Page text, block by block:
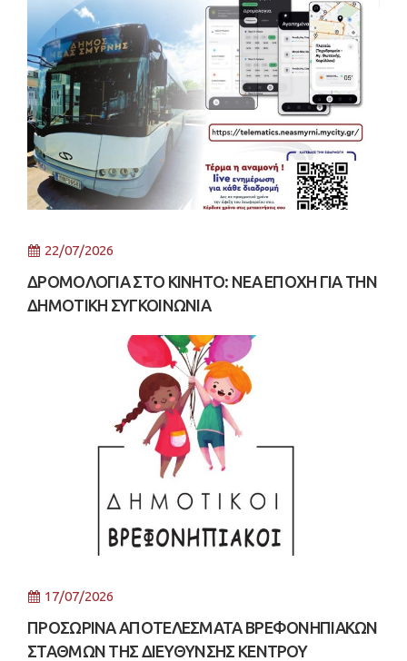
22/07/2026
ΔΡΟΜΟΛΟΓΙΑ ΣΤΟ ΚΙΝΗΤΟ: ΝΕΑ ΕΠΟΧΗ ΓΙΑ ΤΗΝ
ΔΗΜΟΤΙΚΗ ΣΥΓΚΟΙΝΩΝΙΑ
17/07/2026
ΠΡΟΣΩΡΙΝΑ ΑΠΟΤΕΛΕΣΜΑΤΑ ΒΡΕΦΟΝΗΠΙΑΚΩΝ
ΣΤΑΘΜΩΝ ΤΗΣ ΔΙΕΥΘΥΝΣΗΣ ΚΕΝΤΡΟΥ